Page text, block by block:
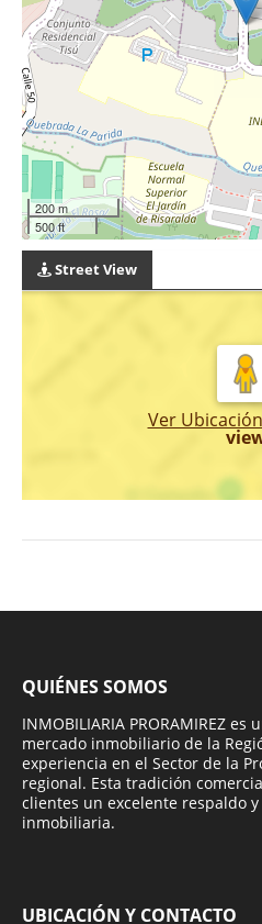
200 m
500 ft
Street View
Ver Ubicación
QUIÉNES SOMOS
INMOBILIARIA PRORAMIREZ
mercado inmobiliario de la
experiencia en el Sector de la
regional. Esta tradición
clientes un excelente respaldo
inmobiliaria.
UBICACIÓN Y CONTACTO